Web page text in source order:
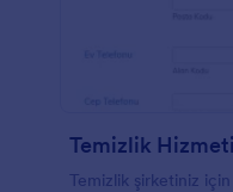
Temizlik
Temizlik şirketiniz